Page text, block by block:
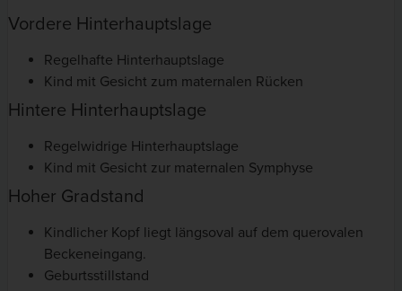
Vordere Hinterhauptslage
Regelhafte Hinterhauptslage
Kind mit Gesicht zum maternalen Rücken
Hintere Hinterhauptslage
Regelwidrige Hinterhauptslage
Kind mit Gesicht zur maternalen Symphyse
Hoher Gradstand
Kindlicher Kopf liegt längsoval auf dem querovalen
Beckeneingang.
Geburtsstillstand